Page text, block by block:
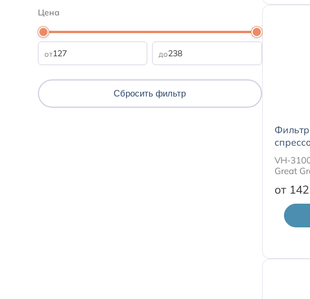
Цена
от до
Сбросить фильтр
VH-
Great
от 142